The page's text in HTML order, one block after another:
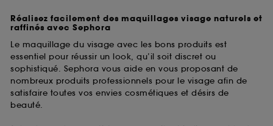
Réalisez facilement des maquillages visage naturels et
raffinés avec Sephora
Le maquillage du visage avec les bons produits est
essentiel pour réussir un look, qu’il soit discret ou
sophistiqué. Sephora vous aide en vous proposant de
nombreux produits professionnels pour le visage afin de
satisfaire toutes vos envies cosmétiques et désirs de
beauté.